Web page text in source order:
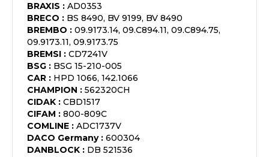
BRAXIS : AD0353
BRECO : BS 8490, BV 9199, BV 8490
BREMBO : 09.9173.14, 09.C894.11, 09.C894.75,
09.9173.11, 09.9173.75
BREMSI : CD7241V
BSG : BSG 15-210-005
CAR : HPD 1066, 142.1066
CHAMPION : 562320CH
CIDAK : CBD1517
CIFAM : 800-809C
COMLINE : ADC1737V
DACO Germany: 600304
DANBLOCK : DB 521536